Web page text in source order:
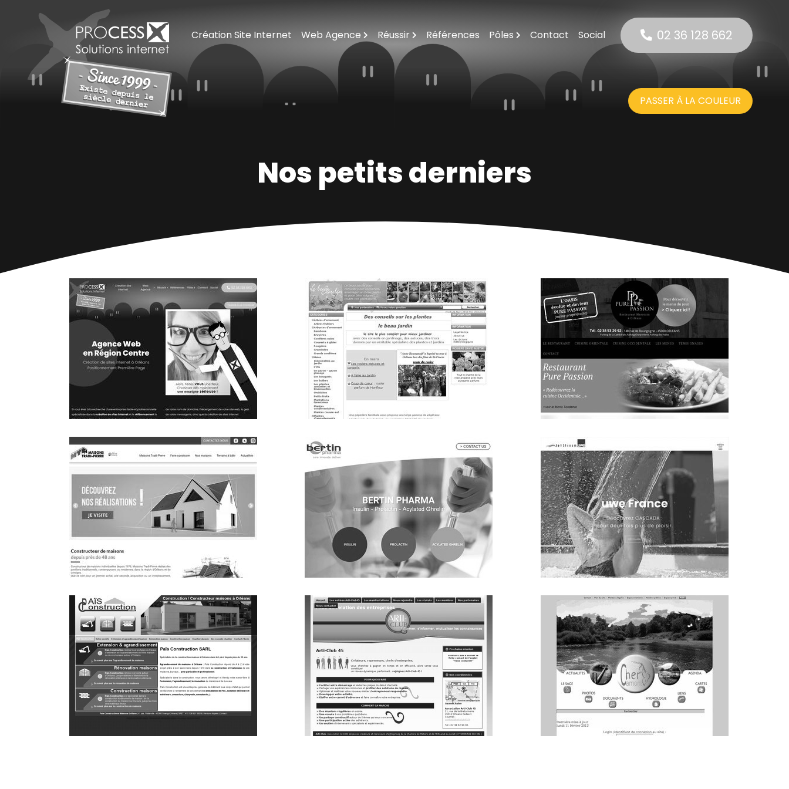
PASSER À LA COULEUR
Création Site Internet Web Agence
Agence Web Orleans
Notre Équipage
10 Raisons De Monter À Bord
Réussir
Questions / Réponses
Notre Offre En Solutions Internet
Références Pôles
E-Mailing Sur Le Net
Contact Social 02 36 128 662
Nos petits derniers
~300€/mois économisés d'annonces commerciales
~431€/mois économisés d'annonces commerciales
~448€/mois économisés d'annonces commerciales
~358€/mois économisés d'annonces commerciales
~328€/mois économisés d'annonces commerciales
~355€/mois économisés d'annonces commerciales
~345€/mois économisés d'annonces commerciales
~330€/mois économisés d'annonces commerciales